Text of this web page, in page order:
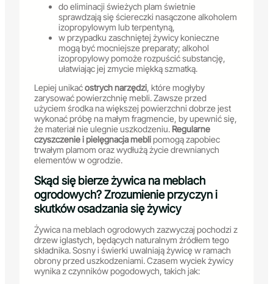
do eliminacji świeżych plam świetnie
sprawdzają się ściereczki nasączone alkoholem
izopropylowym lub terpentyną,
w przypadku zaschniętej żywicy konieczne
mogą być mocniejsze preparaty; alkohol
izopropylowy pomoże rozpuścić substancję,
ułatwiając jej zmycie miękką szmatką.
Lepiej unikaćostrych narzędzi, które mogłyby
zarysować powierzchnię mebli. Zawsze przed
użyciem środka na większej powierzchni dobrze jest
wykonać próbę na małym fragmencie, by upewnić się,
że materiał nie ulegnie uszkodzeniu. Regularne
czyszczenie i pielęgnacja meblipomogą zapobiec
trwałym plamom oraz wydłużą życie drewnianych
elementów w ogrodzie.
Skąd się bierze żywica na meblach
ogrodowych? Zrozumienie przyczyn i
skutków osadzania się żywicy
Żywica na meblach ogrodowych zazwyczaj pochodzi z
drzew iglastych, będących naturalnym źródłem tego
składnika. Sosny i świerki uwalniają żywicę w ramach
obrony przed uszkodzeniami. Czasem wyciek żywicy
wynika z czynników pogodowych, takich jak: